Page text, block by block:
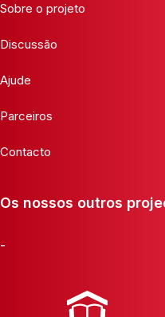
Sobre o projeto
Discussão
Ajude
Parceiros
Contacto
Os nossos outros
-